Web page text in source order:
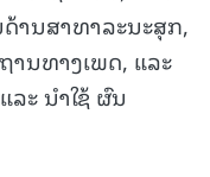
ານສາທາລະນະສຸກ,
ນທາງເພດ, ແລະ
ະ ນຳໃຊ້ ຜົນ